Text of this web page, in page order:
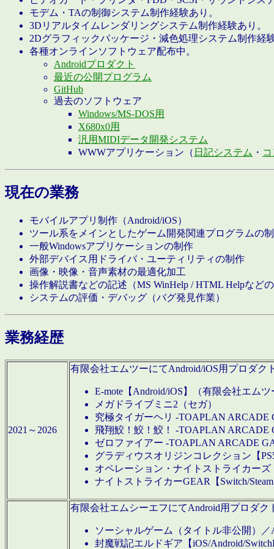
モデム・TAの制御システム制作経験あり。
3Dリアルタイムレンダリングシステム制作経験あり。
2Dグラフィックパッケージ・減色処理システム制作経
各種オンラインソフトウェア配布中。
Androidプロダクト
最近の公開プログラム
GitHub
過去のソフトウェア
Windows/MS-DOS用
X680x0用
汎用MIDIデータ開発システム
WWWアプリケーション（ 日記システム ・
現在の業務
モバイルアプリ制作（Android/iOS）
ツール系をメインとしたゲーム開発関連プログラムの
一般Windowsアプリケーションの制作
外部デバイス用ドライバ・ユーティリティの制作
画像・映像・音声素材の最適化加工
操作解説書などの記述（MS WinHelp / HTML Helpなど
システムの評価・デバッグ（バグ発見作業）
業務経歴
2021～2026
有限会社エムツーにてAndroid/iOS用プロダ
E-mote【Android/iOS】（有限会社エムツ
メガドライブミニ2（セガ）
究極タイガーヘリ -TOAPLAN ARCADE
飛翔鮫！鮫！鮫！ -TOAPLAN ARCADE
ゼロファイアー -TOAPLAN ARCADE
グラディウスオリジンコレクション【
オペレーション・ナイトストライカーズ
ナイトストライカーGEAR【Switch/
有限会社エムシーエフにてAndroid用プロダ
ソーシャルゲーム（タイトル非公開）
封魔戦記エルドギア【iOS/Android/